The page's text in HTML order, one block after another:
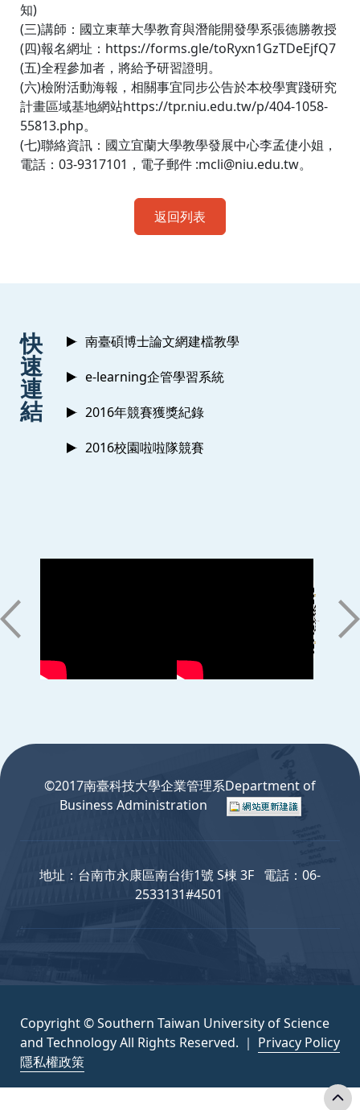
知)
(三)講師：國立東華大學教育與潛能開發學系張德勝教授
(四)報名網址：https://forms.gle/toRyxn1GzTDeEjfQ7
(五)全程參加者，將給予研習證明。
(六)檢附活動海報，相關事宜同步公告於本校學實踐研究
計畫區域基地網站https://tpr.niu.edu.tw/p/404-1058-
55813.php。
(七)聯絡資訊：國立宜蘭大學教學發展中心李孟倢小姐，
電話：03-9317101，電子郵件 :mcli@niu.edu.tw。
返回列表
快
速
連
結
南臺碩博士論文網建檔教學
e-learning企管學習系統
2016年競賽獲獎紀錄
2016校園啦啦隊競賽
©2017南臺科技大學企業管理系Department of
Business Administration
地址：台南市永康區南台街1號 S棟 3F 電話：06-
2533131#4501
Copyright © Southern Taiwan University of Science
and Technology All Rights Reserved. ｜ Privacy Policy
隱私權政策